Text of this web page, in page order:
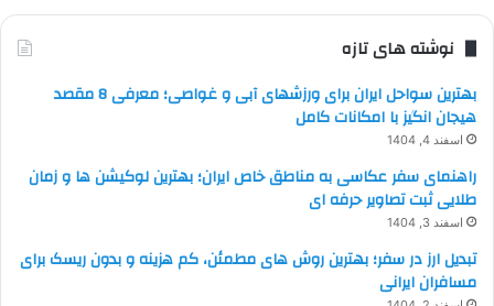
نوشته های تازه
بهترین سواحل ایران برای ورزشهای آبی و غواصی؛ معرفی 8 مقصد
هیجان انگیز با امکانات کامل
اسفند 4, 1404
راهنمای سفر عکاسی به مناطق خاص ایران؛ بهترین لوکیشن ها و زمان
طلایی ثبت تصاویر حرفه ای
اسفند 3, 1404
تبدیل ارز در سفر؛ بهترین روش های مطمئن، کم هزینه و بدون ریسک برای
مسافران ایرانی